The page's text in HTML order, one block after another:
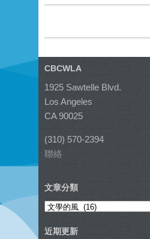
CBCWLA
1925 Sawtelle Blvd.
Los Angeles
CA 90025
(310) 570-2394
聯絡
文章分類
文
分
近期更新